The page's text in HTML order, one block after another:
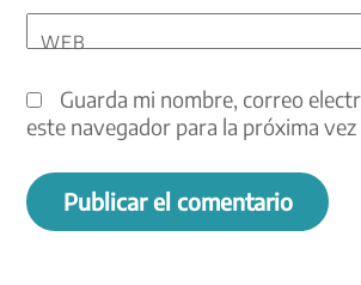
WEB
Guarda mi nombre, correo
este navegador para la próxima